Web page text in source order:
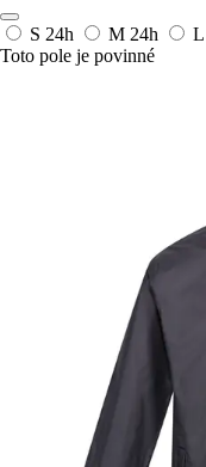
S 24h M 24h L
Toto pole je povinné